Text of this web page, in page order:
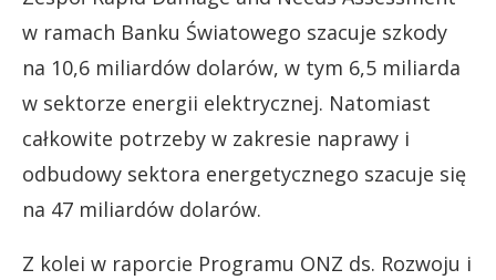
w ramach Banku Światowego szacuje szkody
na 10,6 miliardów dolarów, w tym 6,5 miliarda
w sektorze energii elektrycznej. Natomiast
całkowite potrzeby w zakresie naprawy i
odbudowy sektora energetycznego szacuje się
na 47 miliardów dolarów.
Z kolei w raporcie Programu ONZ ds. Rozwoju i